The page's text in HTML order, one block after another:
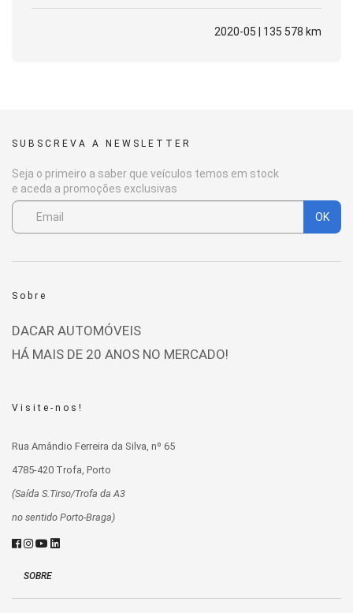
2020-05 | 135 578 km
SUBSCREVA A NEWSLETTER
Seja o primeiro a saber que veículos temos em stock
e aceda a promoções exclusivas
OK
Sobre
DACAR AUTOMÓVEIS
HÁ MAIS DE 20 ANOS NO MERCADO!
Visite-nos!
Rua Amândio Ferreira da Silva, nº 65
4785-420 Trofa, Porto
(Saída S.Tirso/Trofa da A3
no sentido Porto-Braga)
SOBRE